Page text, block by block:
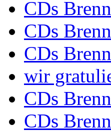
CDs
CDs
CDs
wir
CDs
CDs